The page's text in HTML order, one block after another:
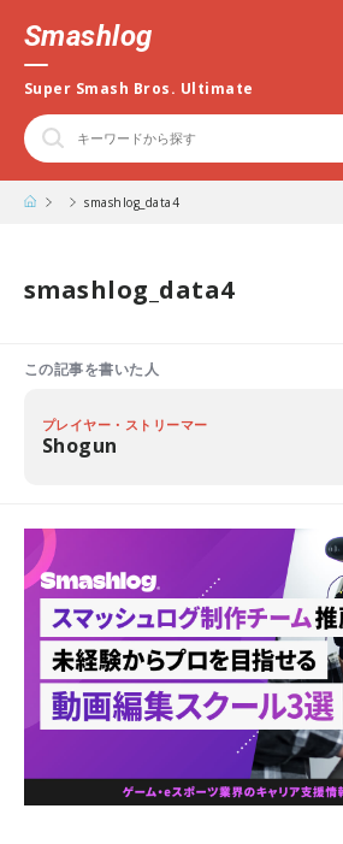
Smashlog
Super Smash Bros. Ultimate
smashlog_data4
smashlog_data4
この記事を書いた人
プレイヤー・ストリーマー
Shogun